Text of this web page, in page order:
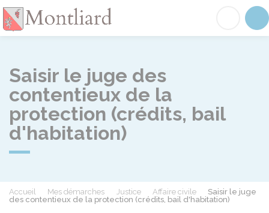
Saisir le juge des
contentieux de la
protection (crédits, bail
d'habitation)
Accueil Mes démarches Justice Affaire civile
Saisir le juge
des contentieux de la protection (crédits, bail d'habitation)